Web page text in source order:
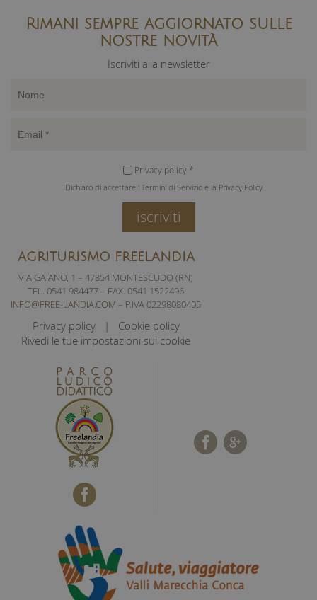
Rimani sempre aggiornato sulle
nostre novità
Iscriviti alla newsletter
Privacy policy *
Dichiaro di accettare i Termini di Servizio e la Privacy Policy
iscriviti
AGRITURISMO FREELANDIA
VIA GAIANO, 1 – 47854 MONTESCUDO (RN)
TEL. 0541 984477 – FAX. 0541 1522496
INFO@FREE-LANDIA.COM – P.IVA 02298080405
Privacy policy
Cookie policy
Rivedi le tue impostazioni sui cookie